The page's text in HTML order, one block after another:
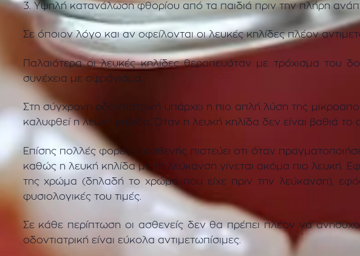
3. Υψηλή κατανάλωση φθορίου από τα παιδιά πριν την πλήρη
Σε όποιον λόγο και αν οφείλονται οι λευκές κηλίδες πλέον
Παλαιότερα οι λευκές κηλίδες θεραπευόταν με τρόχισμα
συνέχεια με σφράγισμα.
Στη σύγχρονη οδοντιατρική υπάρχει η πιο απλή λύση της
καλυφθεί η λευκή κηλίδα. Όταν η λευκή κηλίδα δεν είναι βαθιά το
Επίσης πολλές φορές ο ασθενής πιστεύει οτι όταν
καθώς η λευκή κηλίδα με τη λεύκανση γίνεται ακόμα πιο λευκή.
της χρώμα (δηλαδή το χρώμα που είχε πριν την λεύκανση),
φυσιολογικές του τιμές.
Σε κάθε περίπτωση οι ασθενείς δεν θα πρέπειπλέον να
οδοντιατρική είναι εύκολα αντιμετωπίσιμες.